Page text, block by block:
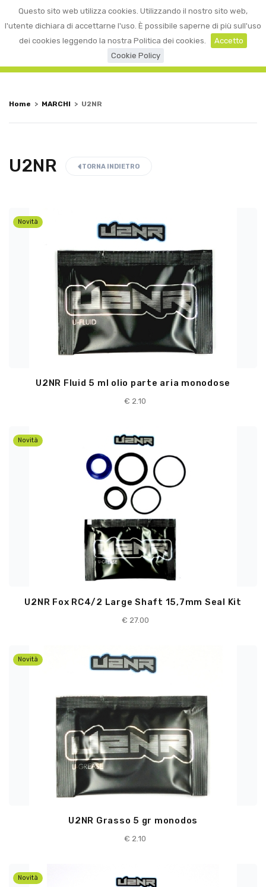
Questo sito web utilizza cookies. Utilizzando il nostro sito web,
l'utente dichiara di accettarne l'uso. È possibile saperne di più sull'uso
dei cookies leggendo la nostra Politica dei cookies.
Accetto
Cookie Policy
☰ 0
Home > MARCHI > U2NR
U2NR TORNA INDIETRO
Novità
U2NR Fluid 5 ml olio parte aria monodose
€ 2.10
Novità
U2NR Fox RC4/2 Large Shaft 15,7mm Seal Kit
€ 27.00
Novità
U2NR Grasso 5 gr monodos
€ 2.10
Novità